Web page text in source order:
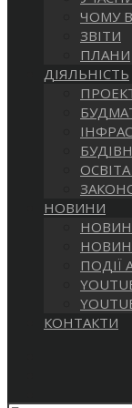
САЙТІ
ЧОМУ
ЗВІТИ
ПЛАНИ
ДІЯЛЬНІСТЬ
НОВИНИ
ПОДІЇ
КОНТАКТИ